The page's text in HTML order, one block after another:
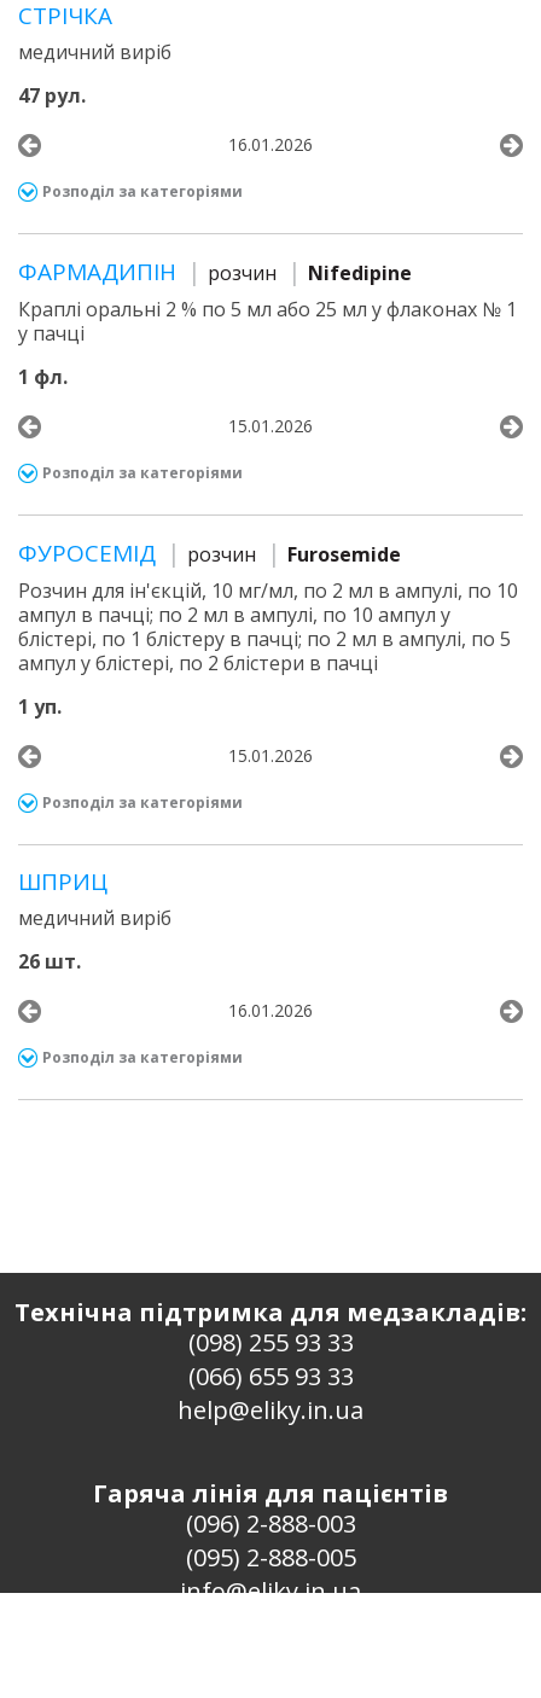
СТРІЧКА
медичний виріб
47 рул.
16.01.2026
Розподіл за категоріями
ФАРМАДИПІН розчин
Nifedipine
Краплі оральні 2 % по 5 мл або 25 мл у флаконах № 1
у пачці
1 фл.
15.01.2026
Розподіл за категоріями
ФУРОСЕМІД розчин
Furosemide
Розчин для ін'єкцій, 10 мг/мл, по 2 мл в ампулі, по 10
ампул в пачці; по 2 мл в ампулі, по 10 ампул у
блістері, по 1 блістеру в пачці; по 2 мл в ампулі, по 5
ампул у блістері, по 2 блістери в пачці
1 уп.
15.01.2026
Розподіл за категоріями
ШПРИЦ
медичний виріб
26 шт.
16.01.2026
Розподіл за категоріями
Технічна підтримка для медзакладів:
(098) 255 93 33
(066) 655 93 33
help@eliky.in.ua
Гаряча лінія для пацієнтів
(096) 2-888-003
(095) 2-888-005
info@eliky.in.ua